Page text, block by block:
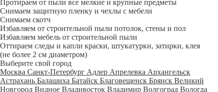
Протираем от пыли все мелкие и крупные предметы
Снимаем защитную пленку и чехлы с мебели
Снимаем скотч
Избавляем от строительной пыли потолок, стены и пол
Избавляем мебель от строительной пыли
Оттираем следы и капли краски, штукатурки, затирки, клея
(не более 2 см диаметром)
Выберите свой город
Москва Санкт-Петербург Адлер Апрелевка Архангельск
Астрахань Балашиха Батайск Благовещенск Брянск Великий
Новгород Видное Владивосток Владимир Волгоград Вологда